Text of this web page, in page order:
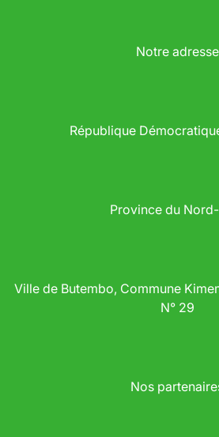
Notre adresse
République
Province du
Ville de Butembo, Commune
N° 29
Nos